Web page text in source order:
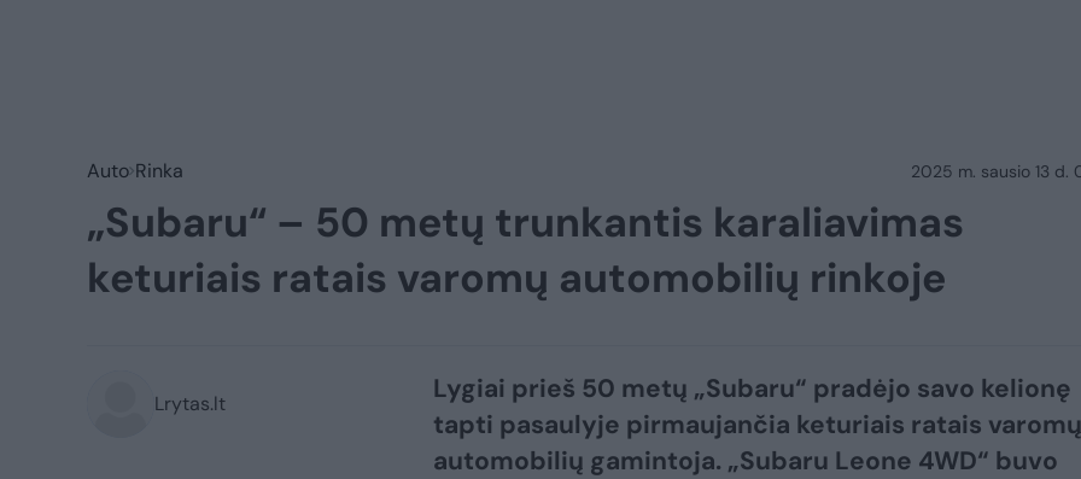
Auto Rinka 2025 m. sausio 13 d.
„Subaru“ – 50 metų trunkantis karaliavimas
keturiais ratais varomų automobilių rinkoje
Lrytas.lt
Lygiai prieš 50 metų „Subaru“ pradėjo savo kelionę
tapti pasaulyje pirmaujančia keturiais ratais varomų
automobilių gamintoja. „Subaru Leone 4WD“ buvo